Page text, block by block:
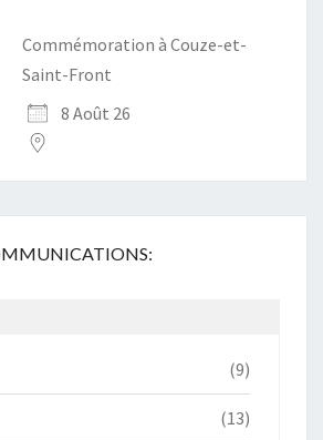
Commémoration à Couze-et-
Saint-Front
8 Août 26
(9)
(13)